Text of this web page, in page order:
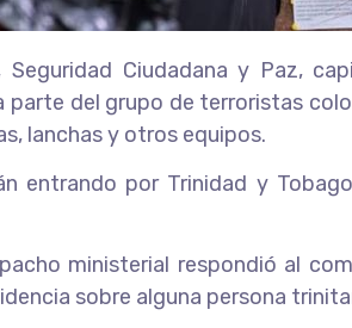
Ciudadana y Paz,
del grupo de terroristas
lanchas y otros equipos.
entrando por Trinidad y
ministerial respondió al
sobre alguna persona